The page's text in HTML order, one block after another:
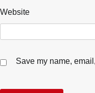
Website
Save my name,